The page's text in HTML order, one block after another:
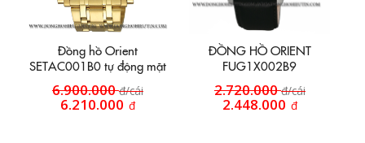
Đồng hồ Orient
SETAC001B0 tự động mặt
6.900.000đ/cái
6.210.000 đ
ĐỒNG HỒ ORIENT
FUG1X002B9
2.720.000đ/cái
2.448.000 đ